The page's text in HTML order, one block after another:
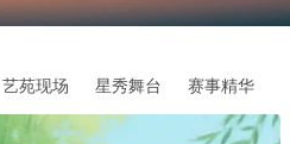
艺苑现场 星秀舞台 赛事精华